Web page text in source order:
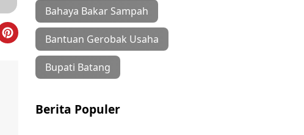
Bahaya Bakar Sampah
Bantuan Gerobak Usaha
Bupati Batang
Berita Populer